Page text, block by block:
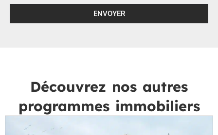
ENVOYER
Découvrez nos autres
programmes immobiliers